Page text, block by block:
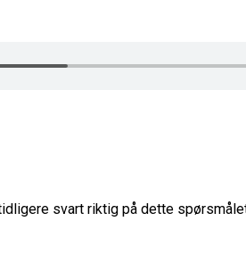
svart riktig på dette